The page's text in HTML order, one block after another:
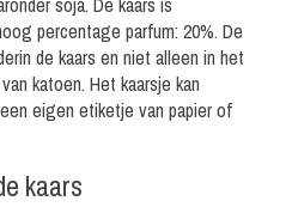
percentage parfum: 20%. De
de kaars en niet alleen in het
katoen. Het kaarsje kan
eigen etiketje van papier of
kaars